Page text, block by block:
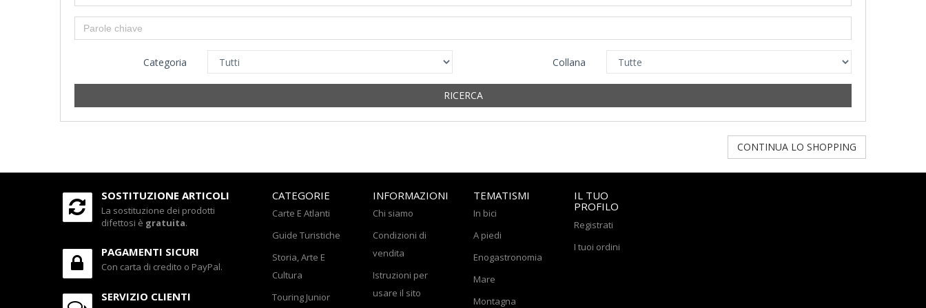
Categoria Collana
RICERCA
CONTINUA LO SHOPPING
SOSTITUZIONE ARTICOLI
La sostituzione dei prodotti
difettosi è gratuita.
PAGAMENTI SICURI
Con carta di credito o PayPal.
SERVIZIO CLIENTI
CATEGORIE
Carte E Atlanti
Guide Turistiche
Storia, Arte E
Cultura
Touring Junior
INFORMAZIONI
Chi siamo
Condizioni di
vendita
Istruzioni per
usare il sito
TEMATISMI
In bici
A piedi
Enogastronomia
Mare
Montagna
IL TUO
PROFILO
Registrati
I tuoi ordini